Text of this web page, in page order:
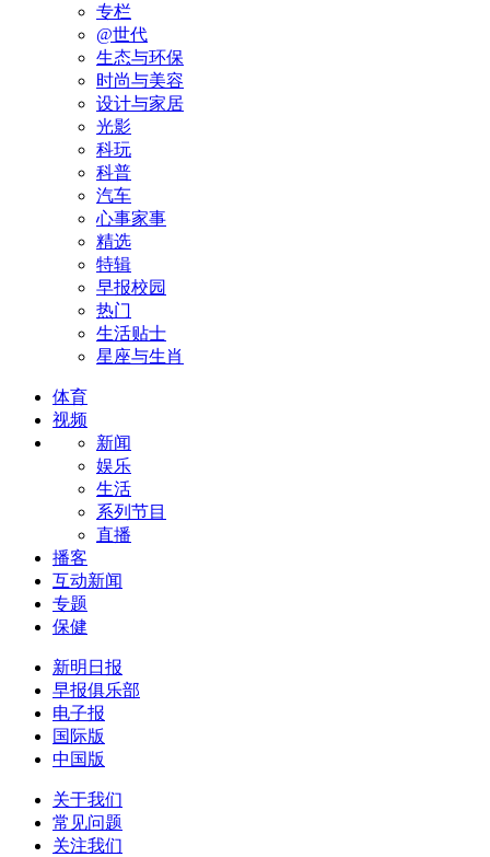
专栏
@世代
生态与环保
时尚与美容
设计与家居
光影
科玩
科普
汽车
心事家事
精选
特辑
早报校园
热门
生活贴士
星座与生肖
体育
视频
新闻
娱乐
生活
系列节目
直播
播客
互动新闻
专题
保健
新明日报
早报俱乐部
电子报
国际版
中国版
关于我们
常见问题
关注我们